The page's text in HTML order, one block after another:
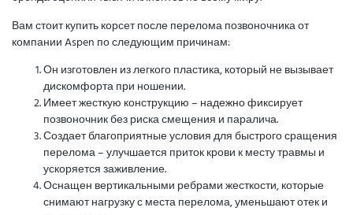
Вам стоит купить корсет после перелома позвоночника от
компании Aspen по следующим причинам:
Он изготовлен из легкого пластика, который не вызывает
дискомфорта при ношении.
Имеет жесткую конструкцию – надежно фиксирует
позвоночник без риска смещения и паралича.
Создает благоприятные условия для быстрого сращения
перелома – улучшается приток крови к месту травмы и
ускоряется заживление.
Оснащен вертикальными ребрами жесткости, которые
снимают нагрузку с места перелома, уменьшают отек и